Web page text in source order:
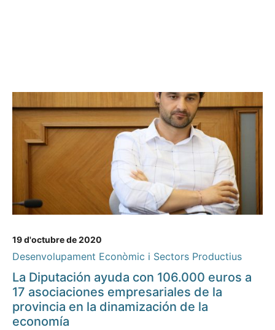
19 d'octubre de 2020
Desenvolupament Econòmic i Sectors Productius
La Diputación ayuda con 106.000 euros a
17 asociaciones empresariales de la
provincia en la dinamización de la
economía